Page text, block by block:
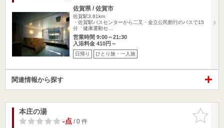
佐賀県 / 佐賀市
佐賀駅3.81km
・佐賀駅バスセンターから二又・金立公民館行のバスで15
分「健康運動セ…
営業時間 9:00～21:30
入浴料金 410円～
日帰り ひとり旅・一人旅
関連情報から探す
お気に入
りに追加
本庄の湯
-点/ 0 件